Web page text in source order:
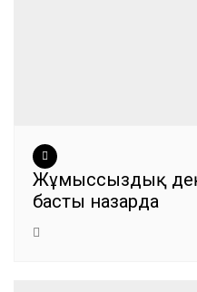
Жұмыссыздық
басты назарда